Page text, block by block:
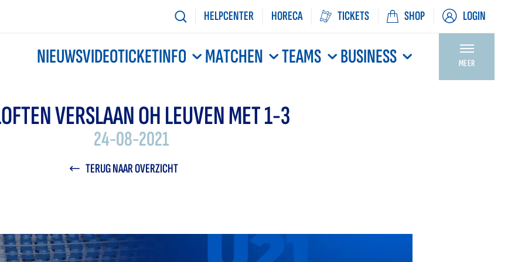
HELPCENTER HORECA TICKETS SHOP LOGIN
NIEUWSVIDEOTICKETINFO MATCHEN TEAMS BUSINESS MEER
VERSLAAN OH LEUVEN MET 1-3
24-08-2021
TERUG NAAR OVERZICHT